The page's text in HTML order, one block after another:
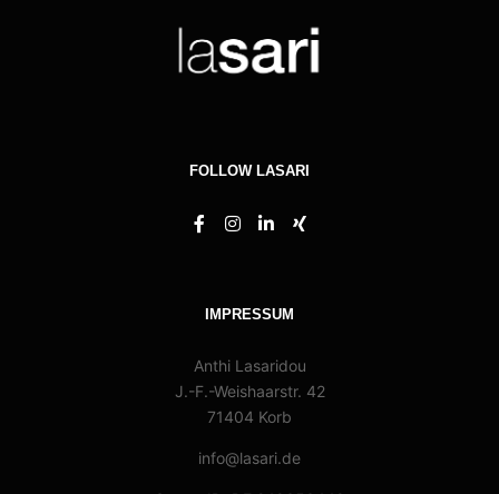
FOLLOW LASARI
IMPRESSUM
Anthi Lasaridou
J.-F.-Weishaarstr. 42
71404 Korb
info@lasari.de